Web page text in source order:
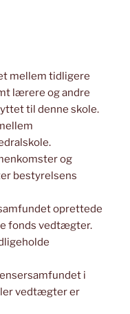
mellem tidligere
lærere og andre
til denne skole.
og
bestyrelsens
oprettede
fonds vedtægter.
i
vedtægter er